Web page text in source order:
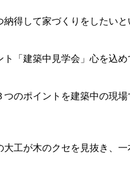
得して家づくりをしたいと
ト「建築中見学会」心を込
のポイントを建築中の現
大工が木のクセを見抜き、